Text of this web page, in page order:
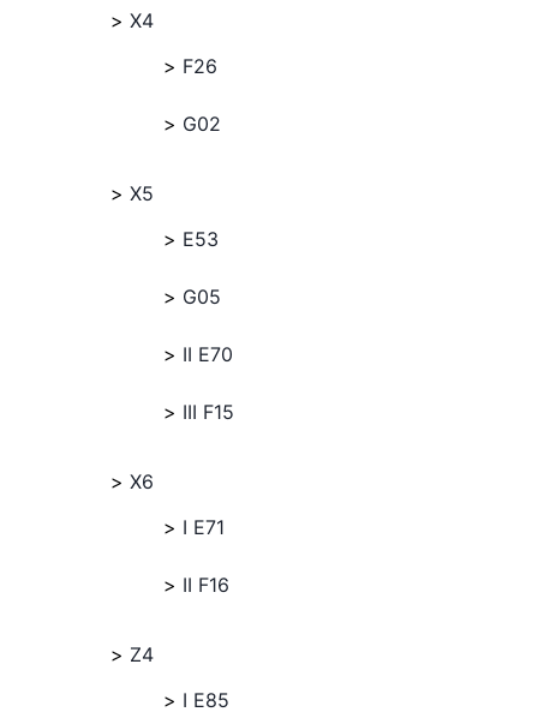
X4
F26
G02
X5
E53
G05
II E70
III F15
X6
I E71
II F16
Z4
I E85